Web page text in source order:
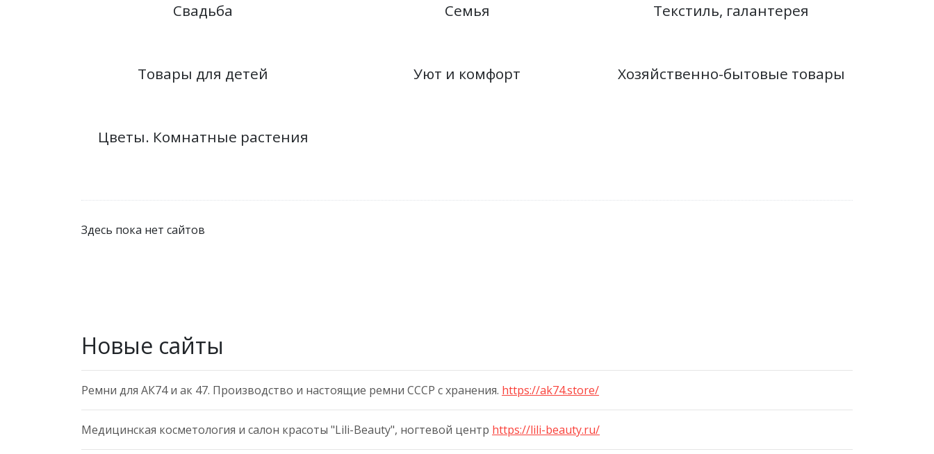
Свадьба Семья Текстиль, галантерея
Товары для детей Уют и комфорт Хозяйственно-бытовые товары
Цветы. Комнатные растения
Здесь пока нет сайтов
Новые сайты
Ремни для АК74 и ак 47. Производство и настоящие ремни СССР с хранения. https://ak74.store/
Медицинская косметология и салон красоты "Lili-Beauty", ногтевой центр https://lili-beauty.ru/